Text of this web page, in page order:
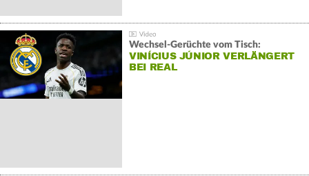
Wechsel-Gerüchte vom Tisch:
VINÍCIUS JÚNIOR VERLÄNGERT
BEI REAL